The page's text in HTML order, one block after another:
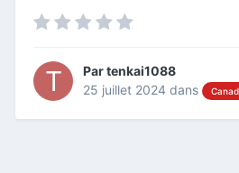
Partenkai1088
25 juillet 2024 dans